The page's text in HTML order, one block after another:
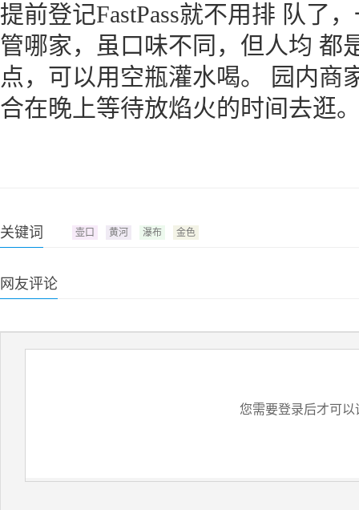
提前登记FastPass就不用排 队了
管哪家，虽口味不同，但人均 都
点，可以用空瓶灌水喝。 园内商
合在晚上等待放焰火的时间去逛
关键词 壶口 黄河 瀑布 金色
网友评论
您需要登录后才可以